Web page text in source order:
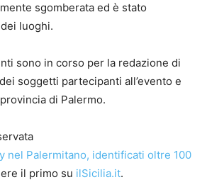
sgomberata ed è stato
luoghi.
sono in corso per la redazione di
soggetti partecipanti all’evento e
di Palermo.
nel Palermitano, identificati oltre 100
il primo su ilSicilia.it.